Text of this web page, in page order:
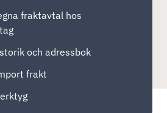
fraktavtal hos
och adressbok
frakt